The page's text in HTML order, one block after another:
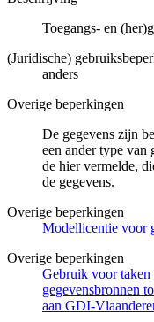
Toegangs- en
(Juridische)
anders
Overige beperkingen
De gegevens zijn
een ander type van
de hier vermelde,
de gegevens.
Overige beperkingen
Modellicentie voor
Overige beperkingen
Gebruik voor taken
gegevensbronnen
aan GDI-